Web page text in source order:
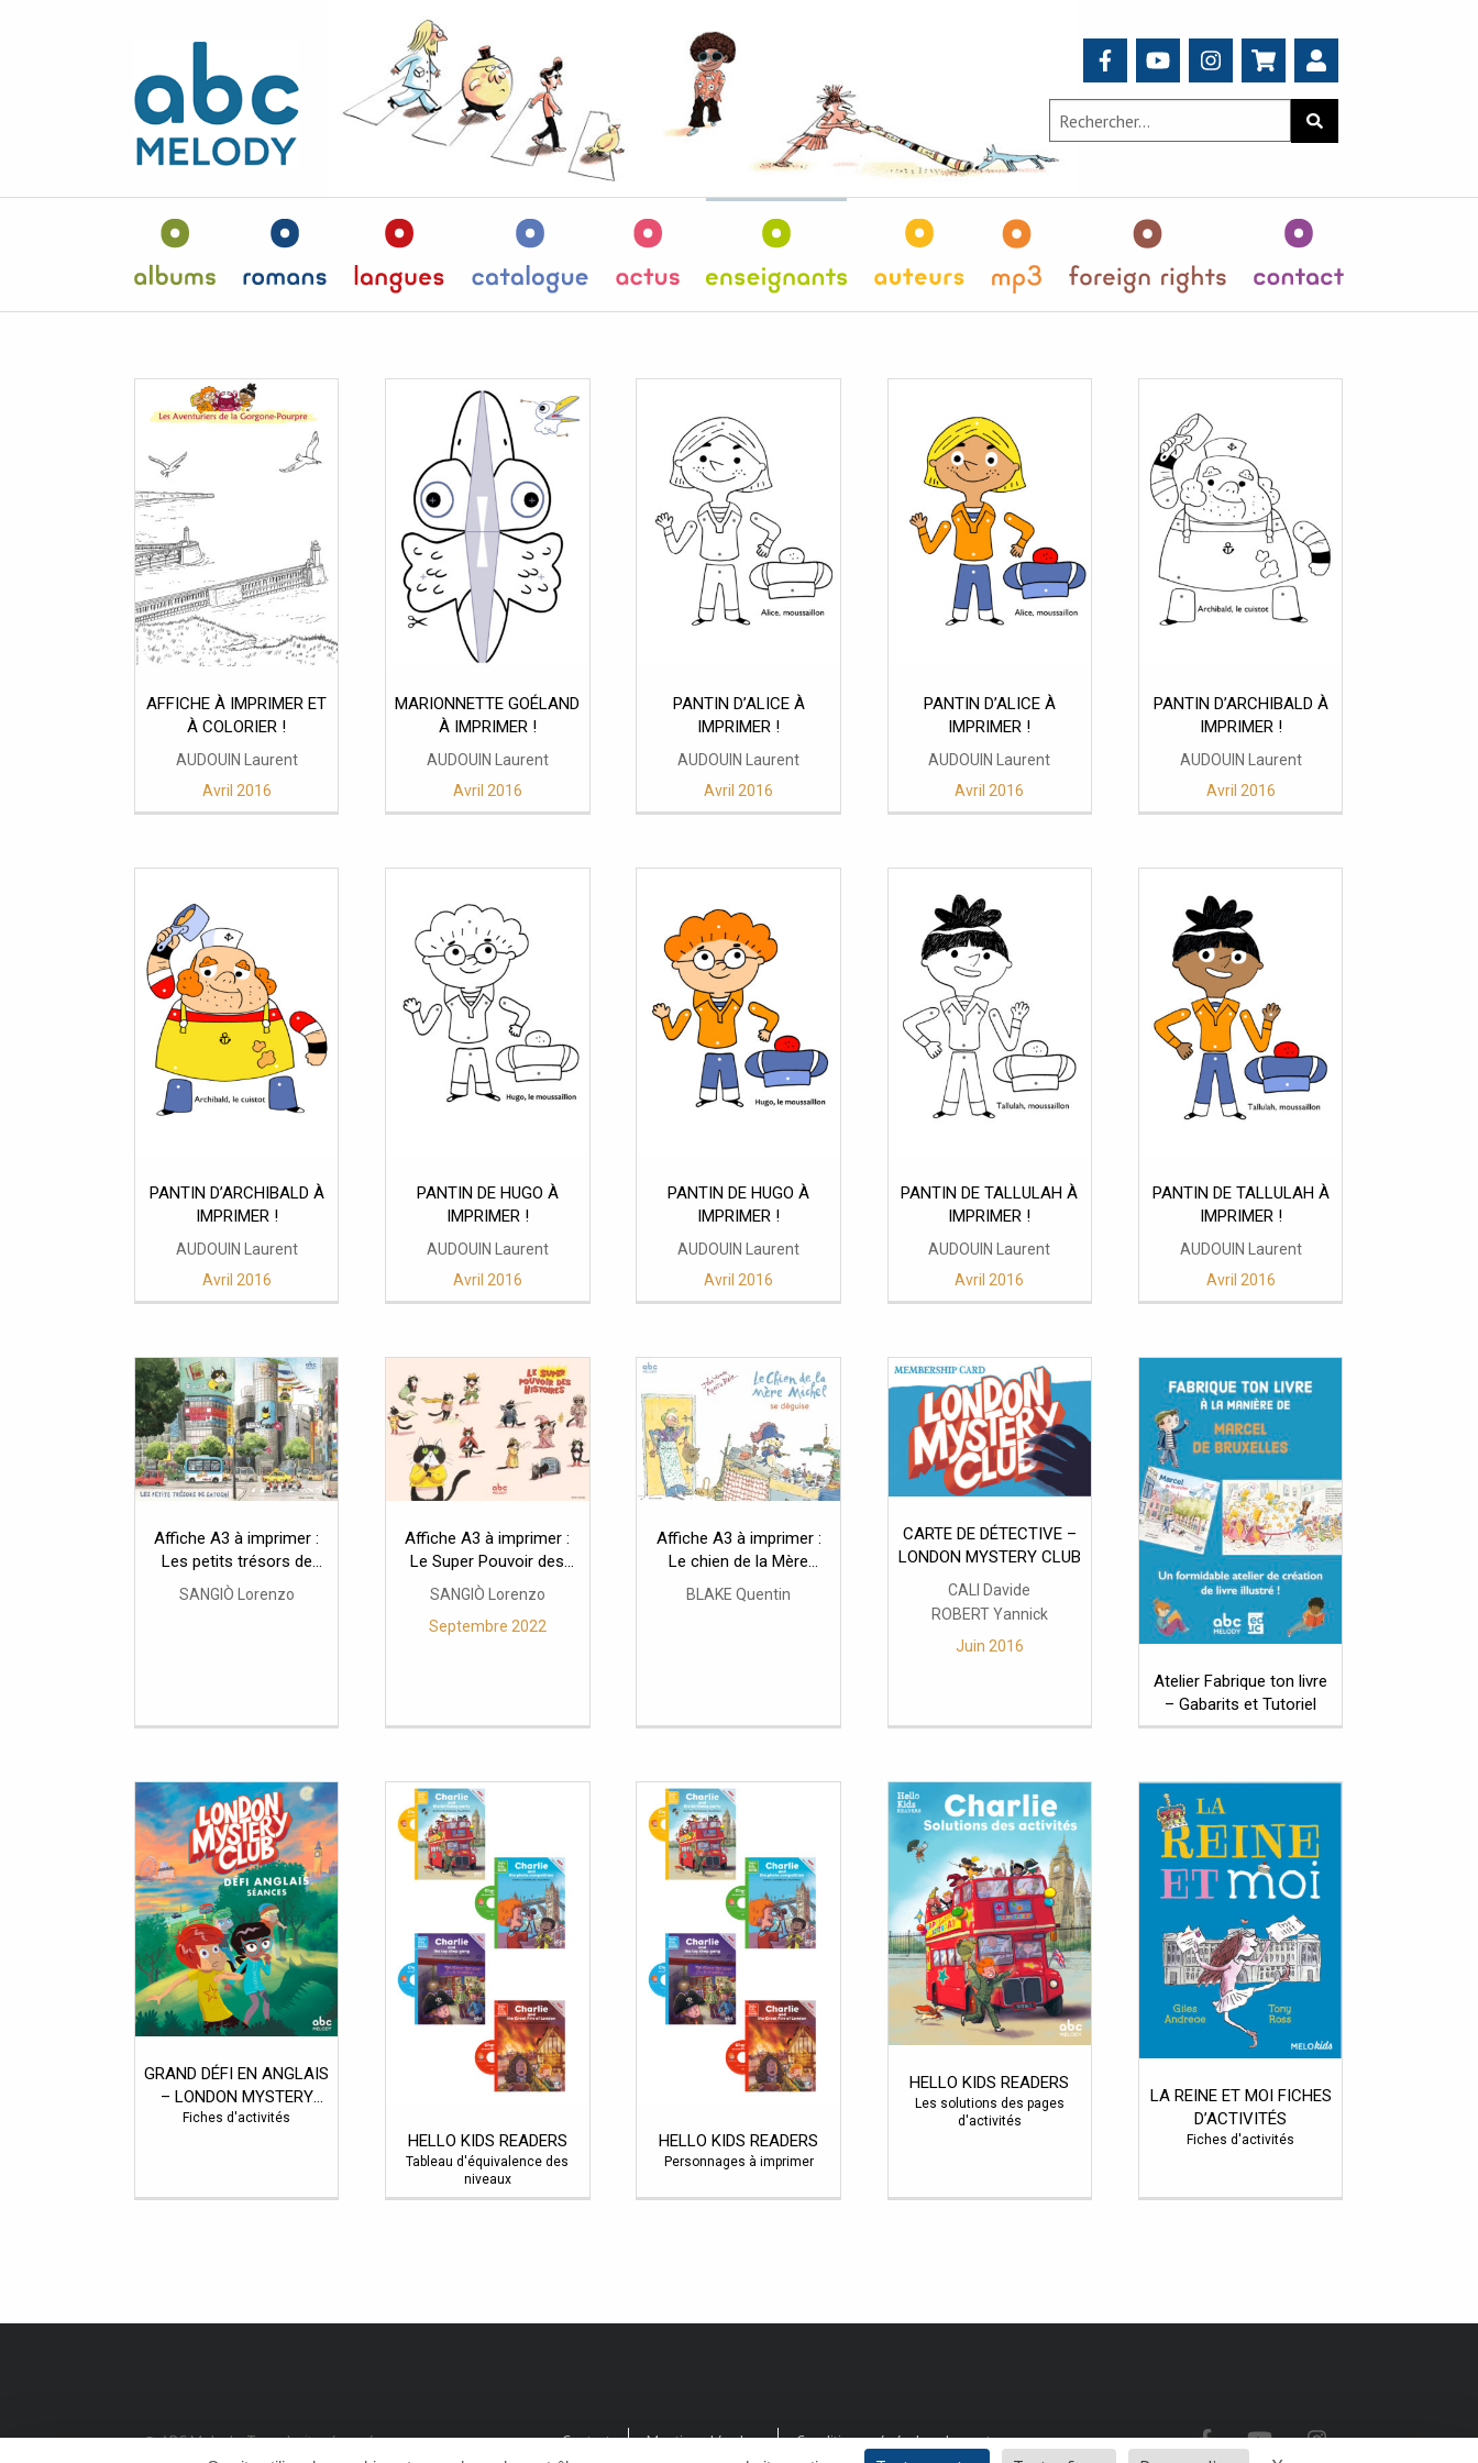
Search
for:
Catalogue Enseignants Auteurs
AFFICHE À IMPRIMER ET
À COLORIER !
AUDOUIN Laurent
Avril 2016
MARIONNETTE GOÉLAND
À IMPRIMER !
AUDOUIN Laurent
Avril 2016
PANTIN D’ALICE À
IMPRIMER !
AUDOUIN Laurent
Avril 2016
PANTIN D’ALICE À
IMPRIMER !
AUDOUIN Laurent
Avril 2016
PANTIN D’ARCHIBALD À
IMPRIMER !
AUDOUIN Laurent
Avril 2016
PANTIN D’ARCHIBALD À
IMPRIMER !
AUDOUIN Laurent
Avril 2016
PANTIN DE HUGO À
IMPRIMER !
AUDOUIN Laurent
Avril 2016
PANTIN DE HUGO À
IMPRIMER !
AUDOUIN Laurent
Avril 2016
PANTIN DE TALLULAH À
IMPRIMER !
AUDOUIN Laurent
Avril 2016
PANTIN DE TALLULAH À
IMPRIMER !
AUDOUIN Laurent
Avril 2016
Affiche A3 à imprimer :
Les petits trésors de
Satoshi
SANGIÒ Lorenzo
Affiche A3 à imprimer :
Le Super Pouvoir des
Histoires
SANGIÒ Lorenzo
Septembre 2022
Affiche A3 à imprimer :
Le chien de la Mère
Michel se déguise
BLAKE Quentin
CARTE DE DÉTECTIVE –
LONDON MYSTERY CLUB
CALI Davide
ROBERT Yannick
Juin 2016
Atelier Fabrique ton livre
– Gabarits et Tutoriel
GRAND DÉFI EN ANGLAIS
– LONDON MYSTERY
CLUB
Fiches d'activités
HELLO KIDS READERS
Tableau d'équivalence des
niveaux
HELLO KIDS READERS
Personnages à imprimer
HELLO KIDS READERS
Les solutions des pages
d'activités
LA REINE ET MOI FICHES
D’ACTIVITÉS
Fiches d'activités
Contact Mentions légales Conditions générales de vente
© ABC Melody. Tous droits réservés